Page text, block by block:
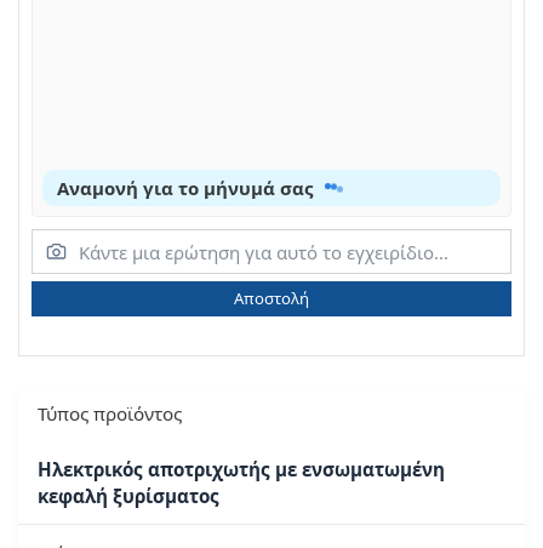
Αναμονή για το μήνυμά σας
Αποστολή
Τύπος προϊόντος
Ηλεκτρικός αποτριχωτής με ενσωματωμένη
κεφαλή ξυρίσματος